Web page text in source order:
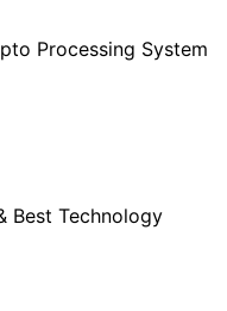
Processing System
Best Technology